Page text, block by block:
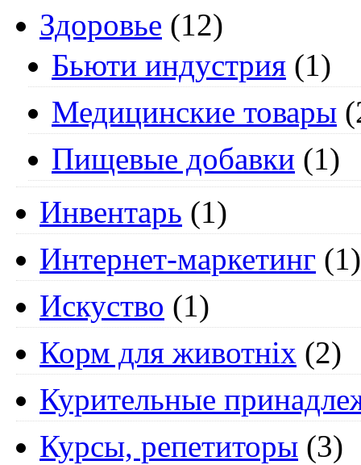
Здоровье (12)
Бьюти индустрия (1)
Медицинские товары
Пищевые добавки (1)
Инвентарь (1)
Интернет-маркетинг (1)
Искуство (1)
Корм для животніх (2)
Курительные
Курсы, репетиторы (3)